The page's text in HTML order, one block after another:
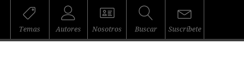
Temas Autores Nosotros Buscar Suscríbete